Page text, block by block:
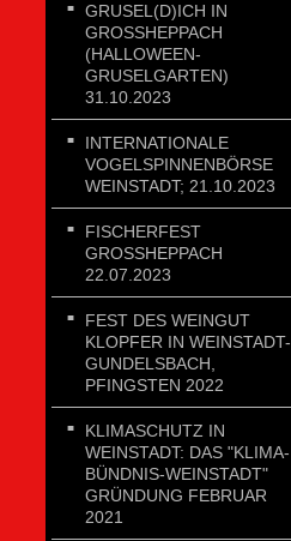
GRUSEL(D)ICH IN
GROSSHEPPACH (
HALLOWEEN-G
RUSELGARTEN) 3
1.10.2023
INTERNATIONALE
VOGELSPINNENBÖRSE
WEINSTADT; 21.10.2023
FISCHERFEST
GROSSHEPPACH 2
2.07.2023
FEST DES WEINGUT
KLOPFER IN WEINSTADT-
GUNDELSBACH,
PFINGSTEN 2022
KLIMASCHUTZ IN
WEINSTADT: DAS "KLIMA-
BÜNDNIS-WEINSTADT"
GRÜNDUNG FEBRUAR
2021